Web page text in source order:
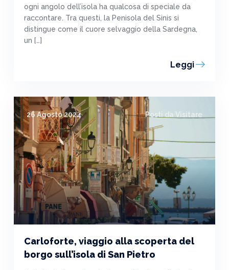
ogni angolo dell’isola ha qualcosa di speciale da
raccontare. Tra questi, la Penisola del Sinis si
distingue come il cuore selvaggio della Sardegna,
un […]
Leggi
26 Agosto 2024 Posti da Visitare
Carloforte, viaggio alla scoperta del
borgo sull’isola di San Pietro